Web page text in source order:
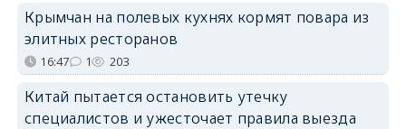
Крымчан на полевых кухнях кормят повара из
элитных ресторанов
16:47 1 203
Китай пытается остановить утечку
специалистов и ужесточает правила выезда